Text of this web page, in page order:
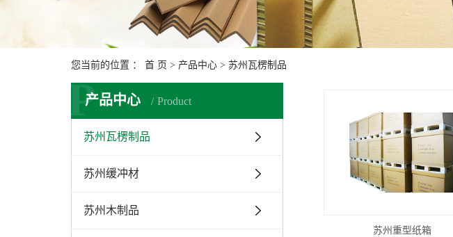
您当前的位置 ： 首 页 > 产品中心 > 苏州瓦楞制品
产品中心 Product
P
苏州瓦楞制品
苏州缓冲材
苏州木制品
苏州重型纸箱